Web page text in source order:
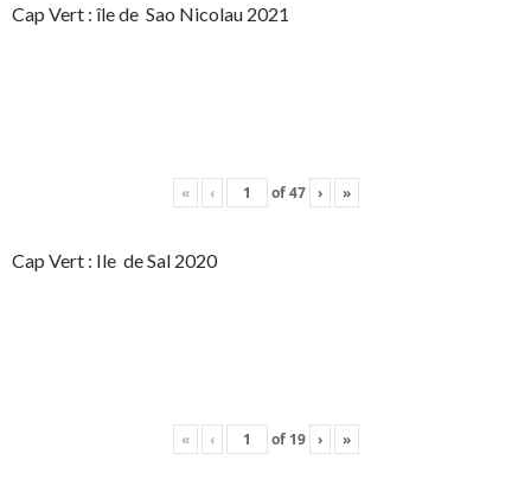
Cap Vert : île de Sao Nicolau 2021
« ‹ of47 › »
Cap Vert : Ile de Sal 2020
« ‹ of 19 › »